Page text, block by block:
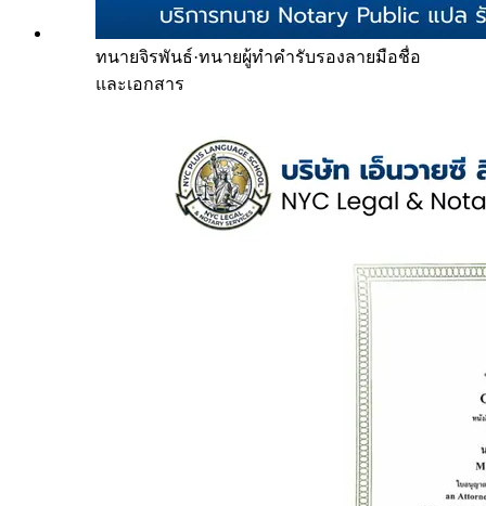
ทนายจิรพันธ์·ทนายผู้ทำคำรับรองลายมือชื่อ
และเอกสาร